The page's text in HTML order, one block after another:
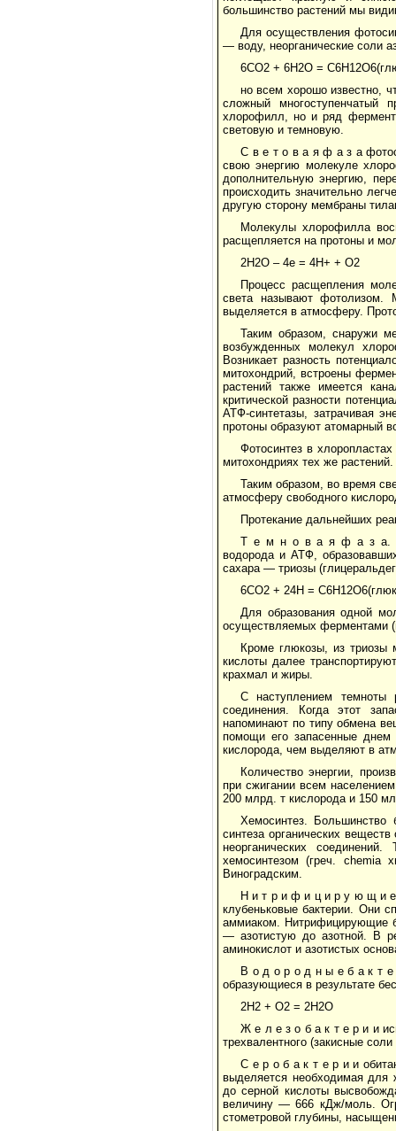
большинство растений мы
Для осуществления
— воду, неорганические соли
6СО2 + 6Н2О =
но всем хорошо известно,
сложный многоступенчатый
хлорофилл, но и ряд
световую и темновую.
С в е т о в а я ф а з а
свою энергию молекуле
дополнительную энергию,
происходить значительно
другую сторону мембраны
Молекулы хлорофилла
расщепляется на протоны и
2Н2О – 4е = 4Н+ + О2
Процесс расщепления
света называют фотолизом.
выделяется в атмосферу.
Таким образом, снаружи
возбужденных молекул
Возникает разность
митохондрий, встроены
растений также имеется
критической разности
АТФ-синтетазы, затрачивая
протоны образуют атомарный
Фотосинтез в
митохондриях тех же растений.
Таким образом, во время
атмосферу свободного
Протекание дальнейших
Т е м н о в а я ф а з а.
водорода и АТФ,
сахара — триозы
6СО2 + 24Н =
Для образования одной
осуществляемых ферментами
Кроме глюкозы, из триозы
кислоты далее
крахмал и жиры.
С наступлением темноты
соединения. Когда этот
напоминают по типу обмена
помощи его запасенные
кислорода, чем выделяют в
Количество энергии,
при сжигании всем
200 млрд. т кислорода и 150
Хемосинтез.
синтеза органических
неорганических
хемосинтезом (греч. chemia
Виноградским.
Н и т р и ф и ц и р у ю щ и е
клубеньковые бактерии. Они
аммиаком. Нитрифицирующие
— азотистую до азотной. В
аминокислот и азотистых
В о д о р о д н ы е б а к т е
образующиеся в результате
2Н2 + О2 = 2Н2О
Ж е л е з о б а к т е р и и
трехвалентного (закисные
С е р о б а к т е р и и
выделяется необходимая для
до серной кислоты
величину — 666 кДж/моль.
стометровой глубины,